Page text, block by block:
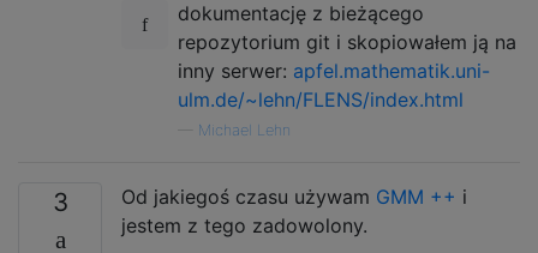
dokumentację z bieżącego
repozytorium git i skopiowałem ją na
inny serwer: apfel.mathematik.uni-
ulm.de/~lehn/FLENS/index.html
Michael Lehn
3 Od jakiegoś czasu używam GMM ++ i
jestem z tego zadowolony.